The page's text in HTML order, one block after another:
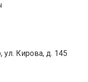
ул. Кирова, д. 145